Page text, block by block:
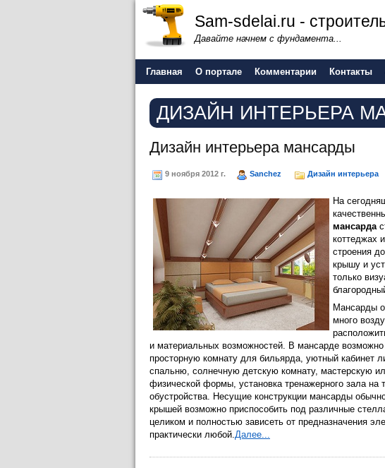
Sam-sdelai.ru -
Давайте начнем с фундамента...
Главная О портале Комментарии Контакты
ДИЗАЙН ИНТЕРЬЕРА
Дизайн интерьера мансарды
9 ноября 2012 г. Sanchez Дизайн интерьера
На
мансарда
коттеджах
строения
крышу и
только
Мансарды
много
и материальных возможностей. В мансарде
просторную комнату для бильярда, уютный кабинет
спальню, солнечную детскую комнату, мастерскую
физической формы, установка тренажерного зала на
обустройства. Несущие конструкции мансарды
крышей возможно приспособить под различные
целиком и полностью зависеть от предназначения
практически любой.Далее...